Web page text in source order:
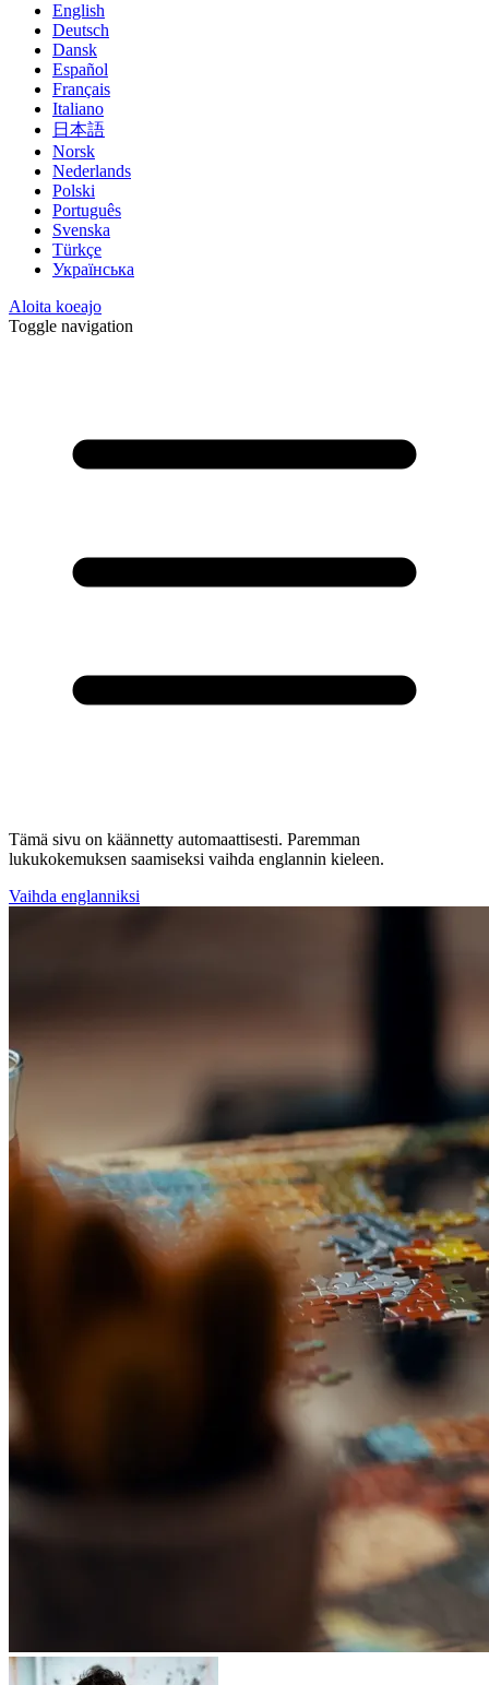
English
Deutsch
Dansk
Español
Français
Italiano
日本語
Norsk
Nederlands
Polski
Português
Svenska
Türkçe
Українська
Aloita koeajo
Toggle navigation
Tämä sivu on käännetty automaattisesti. Paremman
lukukokemuksen saamiseksi vaihda englannin kieleen.
Vaihda englanniksi